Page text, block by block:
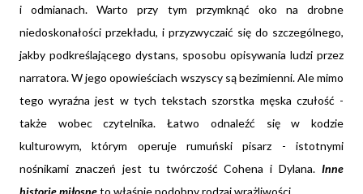
i odmianach. Warto przy tym przymknąć oko na drobne
niedoskonałości przekładu, i przyzwyczaić się do szczególnego,
jakby podkreślającego dystans, sposobu opisywania ludzi przez
narratora. W jego opowieściach wszyscy są bezimienni. Ale mimo
tego wyraźna jest w tych tekstach szorstka męska czułość -
także wobec czytelnika. Łatwo odnaleźć się w kodzie
kulturowym, którym operuje rumuński pisarz - istotnymi
nośnikami znaczeń jest tu twórczość Cohena i Dylana. Inne
historie miłosneto właśnie podobny rodzaj wrażliwości.